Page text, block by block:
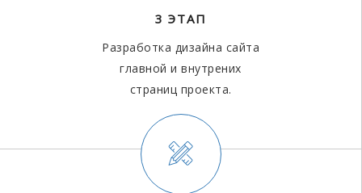
3 ЭТАП
Разработка дизайна сайта
главной и внутрених
страниц проекта.